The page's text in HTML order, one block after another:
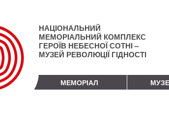
НАЦІОНАЛЬНИЙ
МЕМОРІАЛЬНИЙ КОМПЛЕКС
ГЕРОЇВ НЕБЕСНОЇ СОТНІ –
МУЗЕЙ РЕВОЛЮЦІЇ ГІДНОСТІ
МЕМОРІАЛ